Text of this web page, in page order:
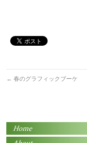
← 春のグラフィックブーケ